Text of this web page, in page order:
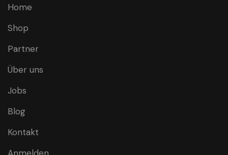
Home
Shop
Partner
Über uns
Jobs
Blog
Kontakt